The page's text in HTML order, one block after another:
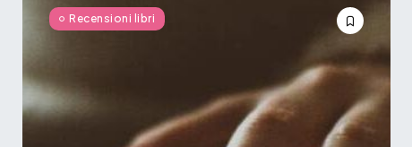
Recensioni libri